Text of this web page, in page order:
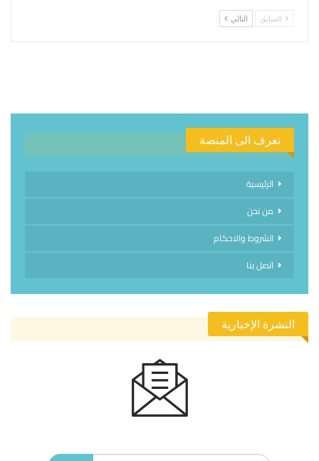
السابق التالي
تعرف الى المنصة
الرئيسية
من نحن
الشروط والاحكام
اتصل بنا
النشرة الإخبارية